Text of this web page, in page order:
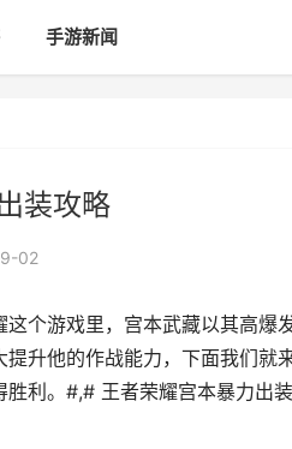
手游新闻
装攻略
02
个游戏里，宫本武藏以其高爆
升他的作战能力，下面我们就
胜利。#,# 王者荣耀宫本暴力出